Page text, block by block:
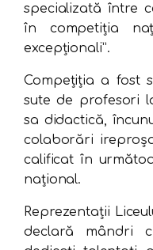
specializată între
în competiția
excepţionali”.
Compețiția a fost
sute de profesori
sa didactică,
colaborări
calificat în
național.
Reprezentații
declară mândri